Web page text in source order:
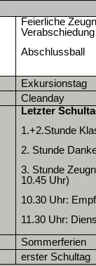
Feierliche
Abschlussball
Exkursionstag
Cleanday
Letzter
1.+2.Stunde
2. Stunde
3. Stunde
10.45 Uhr)
10.30 Uhr:
11.30 Uhr:
Sommerferien
erster Schultag